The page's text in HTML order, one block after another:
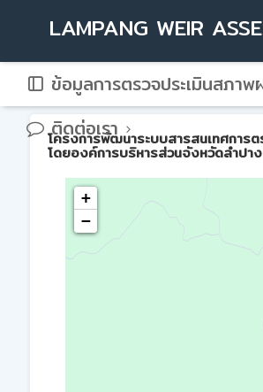
LAMPANG WEIR
ข้อมูลการตรวจประเมินสภาพ
ติดต่อเรา
โครงการพัฒนาระบบสารสนเทศการ
โดยองค์การบริหารส่วนจังหวัดลำปา
+
−